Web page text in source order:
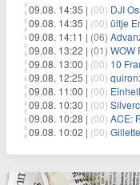
09.08. 14:35 | (00) DJI
09.08. 14:35 | (00) ültje
09.08. 14:11 | (06) Advanzia
09.08. 13:22 | (01) WOW Filme &
09.08. 13:00 | (00) 10
09.08. 12:25 | (00) quiron:
09.08. 11:00 | (00) Einhell
09.08. 10:30 | (00)
09.08. 10:28 | (00) ACE:
09.08. 10:02 | (00)